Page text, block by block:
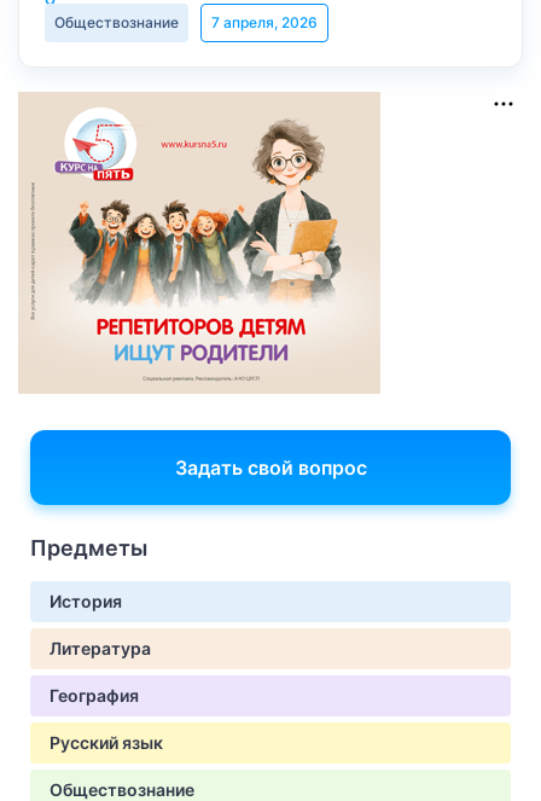
Обществознание 7 апреля, 2026
Задать свой вопрос
Предметы
История
Литература
География
Русский язык
Обществознание